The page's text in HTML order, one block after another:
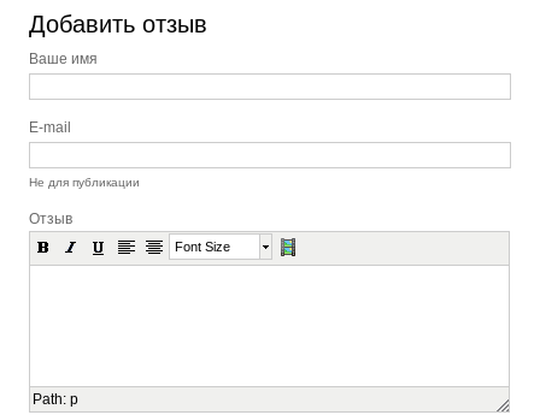
Добавить отзыв
Ваше имя
E-mail
Не для публикации
Отзыв
Font Size
Path:p